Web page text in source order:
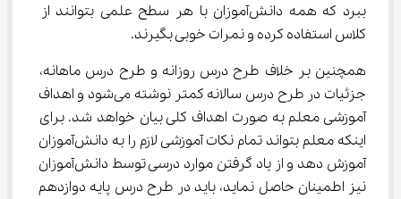
ببرد که همه دانش‌آموزان با هر سطح علمی بتوانند از
کلاس استفاده کرده و نمرات خوبی بگیرند.
همچنین بر خلاف طرح درس روزانه و طرح درس ماهانه،
جزئیات در طرح درس سالانه کمتر نوشته می‌شود و اهداف
آموزشی معلم به صورت اهداف کلی بیان خواهد شد. برای
اینکه معلم بتواند تمام نکات آموزشی لازم را به دانش‌آموزان
آموزش دهد و از یاد گرفتن موارد درسی توسط دانش‌آموزان
نیز اطمینان حاصل نماید، باید در طرح درس پایه دوازدهم